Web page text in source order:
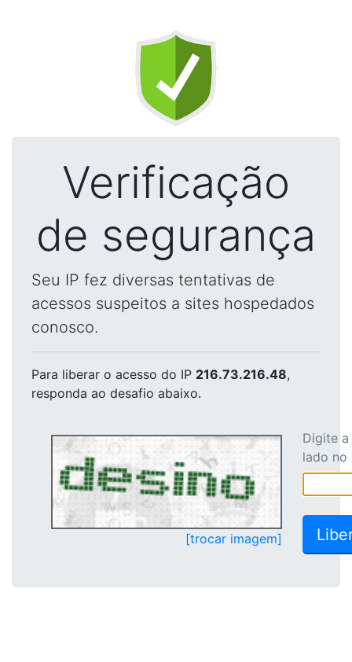
Verificação
de segurança
Seu IP fez diversas tentativas de
acessos suspeitos a sites hospedados
conosco.
Para liberar o acesso do IP 216.73.216.48,
responda ao desafio abaixo.
[trocar imagem]
Digite
lado no